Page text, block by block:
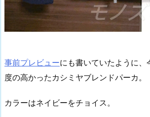
事前プレビューにも書いていたように
度の高かったカシミヤブレンドパーカ。
カラーはネイビーをチョイス。